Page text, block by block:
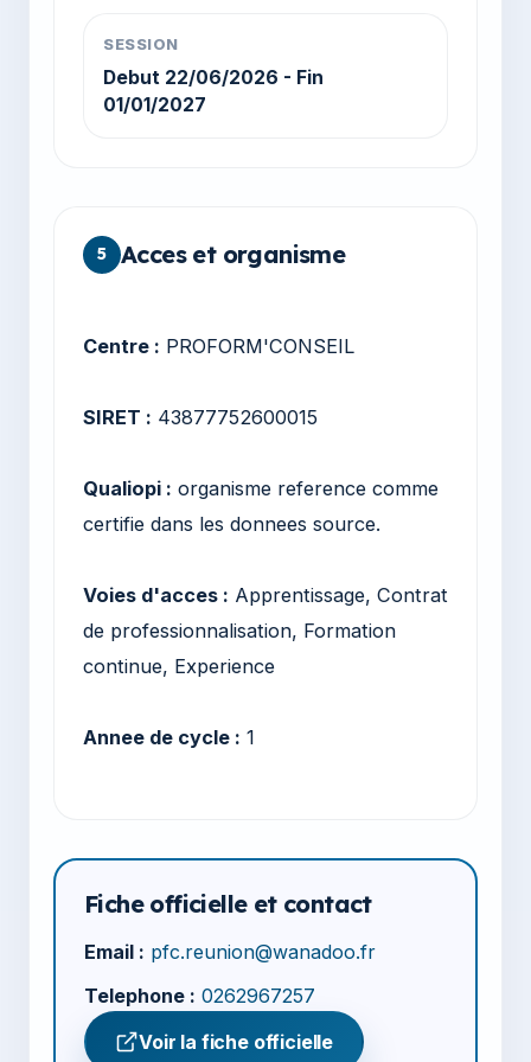
SESSION
Debut 22/06/2026 - Fin
01/01/2027
5 Acces et organisme
Centre : PROFORM'CONSEIL
SIRET : 43877752600015
Qualiopi : organisme reference comme
certifie dans les donnees source.
Voies d'acces : Apprentissage, Contrat
de professionnalisation, Formation
continue, Experience
Annee de cycle : 1
Fiche officielle et contact
Email : pfc.reunion@wanadoo.fr
Telephone : 0262967257
Voir la fiche officielle